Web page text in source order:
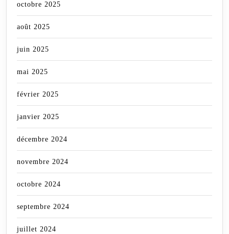
octobre 2025
août 2025
juin 2025
mai 2025
février 2025
janvier 2025
décembre 2024
novembre 2024
octobre 2024
septembre 2024
juillet 2024